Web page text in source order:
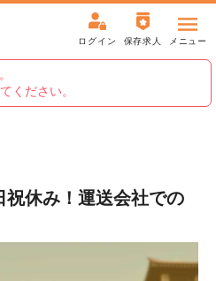
ログイン 保存求人 メニュー
ください。
祝休み！運送会社での